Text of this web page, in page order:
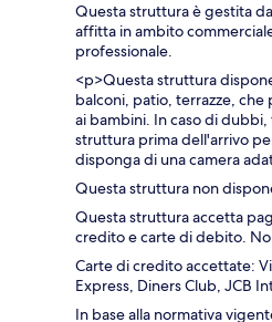
Questa struttura è gestita
affitta in ambito
professionale.
<p>Questa struttura
balconi, patio, terrazze,
ai bambini. In caso di
struttura prima dell'arrivo
disponga di una camera
Questa struttura non
Questa struttura accetta
credito e carte di debito.
Carte di credito accettate:
Express, Diners Club, JCB
In base alla normativa